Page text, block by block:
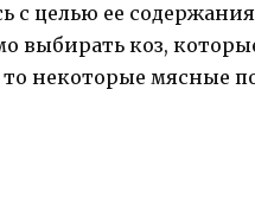
с целью ее
выбирать коз,
некоторые мясные